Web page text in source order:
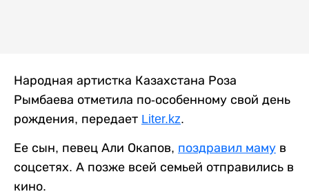
Народная артистка Казахстана Роза
Рымбаева отметила по-особенному свой день
рождения, передает Liter.kz.
Ее сын, певец Али Окапов, поздравил маму в
соцсетях. А позже всей семьей отправились в
кино.